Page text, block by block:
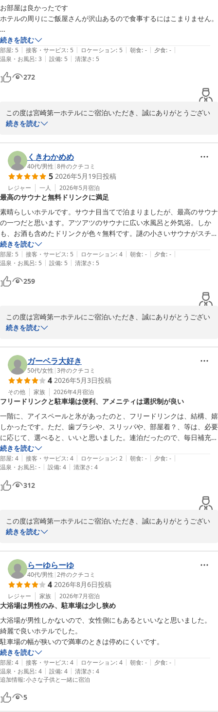
「また予約したい」とのお言葉は、私どもにとって何よりの励みで
ございます。
これからも皆様に充実した時間をお過ごしいただけるホテルを目指
して努めてまいります。
また宮崎へお越しの際は、ぜひご利用くださいませ。
2026-06-03
お部屋は良かったです
ホテルの周りにご飯屋さんが沢山あるので食事するにはこまりません。
女性は岩盤浴があってとても良かったのですが、以前は休憩室に煮卵な
どちょとした軽食が置いてあって今回も楽しみにしてたのですが今回は
続きを読む
部屋: 5 | 接客・サービス: 5 | ロケーション: 5 | 朝食: - | 夕食: - |
温泉・お風呂: 3 | 設備: 5 | 清潔さ: 5
272
この度は宮崎第一ホテルにご宿泊いただき、誠にありがとうござい
ました。
お部屋や岩盤浴につきまして、ご満足いただけたとのこと大変嬉し
く拝見いたしました。
また、周辺でのお食事も便利にお楽しみいただけたようで何よりで
ございます。
一方で、休憩室の軽食につきましては、ご期待に添えず残念なお気
持ちにさせてしまい申し訳ございませんでした。
いただいたご感想は、今後のサービス向上の参考として大切にお預
かりさせていただきます。
これからも皆様に快適にお過ごしいただけるホテルを目指して努め
てまいります。
ぜひまたリフレッシュしにお越しくださいませ。
2026-05-22
続きを読む
くきわかめめ
40代/男性 |8件のクチコミ
5 2026年5月19日投稿
レジャー 一人 2026年5月宿泊
最高のサウナと無料ドリンクに満足
素晴らしいホテルです。サウナ目当てで泊まりましたが、最高のサウナ
の一つだと思います。アツアツのサウナに広い水風呂と外気浴。しか
も、お酒も含めたドリンクが色々無料です。謎の小さいサウナがスチー
ムサウナになったら泣きます。部屋もキレイで熟睡できました。駅から
はちょっとだけ距離があります。
続きを読む
部屋: 5 | 接客・サービス: 5 | ロケーション: 4 | 朝食: - | 夕食: - |
温泉・お風呂: 5 | 設備: 5 | 清潔さ: 5
259
この度は宮崎第一ホテルにご宿泊いただき、誠にありがとうござい
ました。
サウナを目的に当ホテルをお選びいただき、ご満足いただけたとの
こと、大変嬉しく拝見いたしました。
高温サウナや水風呂、外気浴までしっかりお楽しみいただけたご様
子で何よりでございます。
また、無料ドリンクサービスにつきましてもご満喫いただけたよう
で嬉しく存じます。
これからも皆様に“また来たい”と思っていただけるホテルを目指し
て努めてまいります。
ぜひまたサウナでリフレッシュしにお越しくださいませ。
宮崎第一ホテル
続きを読む
ガーベラ大好き
50代/女性 |3件のクチコミ
4 2026年5月3日投稿
その他 家族 2026年4月宿泊
フリードリンクと駐車場は便利、アメニティは選択制が良い
一階に、アイスペールと氷があったのと、フリードリンクは、結構、嬉
しかったです。ただ、歯ブラシや、スリッパや、部屋着？、等は、必要
に応じて、選べると、いいと思いました。連泊だったので、毎日補充は
続きを読む
部屋: 4 | 接客・サービス: 4 | ロケーション: 2 | 朝食: - | 夕食: - |
温泉・お風呂: - | 設備: 4 | 清潔さ: 4
312
この度は宮崎第一ホテルにご宿泊いただき、誠にありがとうござい
ました。
フリードリンクや氷のサービス、駐車場につきまして便利にご利用
いただけたようで嬉しく拝見いたしました。
また、アメニティや部屋着に関する貴重なご意見もありがとうござ
います。
連泊でご利用いただくお客様にも快適にお過ごしいただけるよう、
今後の参考とさせていただきます。
また機会がございましたら、ぜひご利用くださいませ。
お客様のまたのお越しをスタッフ一同心よりお待ち申し上げており
ます。
宮崎第一ホテル
2026-05-08
続きを読む
らーゆらーゆ
40代/男性 |2件のクチコミ
4 2026年8月6日投稿
レジャー 家族 2026年7月宿泊
大浴場は男性のみ、駐車場は少し狭め
大浴場が男性しかないので、女性側にもあるといいなと思いました。
綺麗で良いホテルでした。
駐車場の幅が狭いので満車のときは停めにくいです。
続きを読む
部屋: 4 | 接客・サービス: 4 | ロケーション: 4 | 朝食: - | 夕食: - |
温泉・お風呂: 4 | 設備: 4 | 清潔さ: 4
追加情報:小さな子供と一緒に宿泊
5